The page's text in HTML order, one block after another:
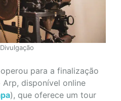
para a finalização
disponível online
), que oferece um tour